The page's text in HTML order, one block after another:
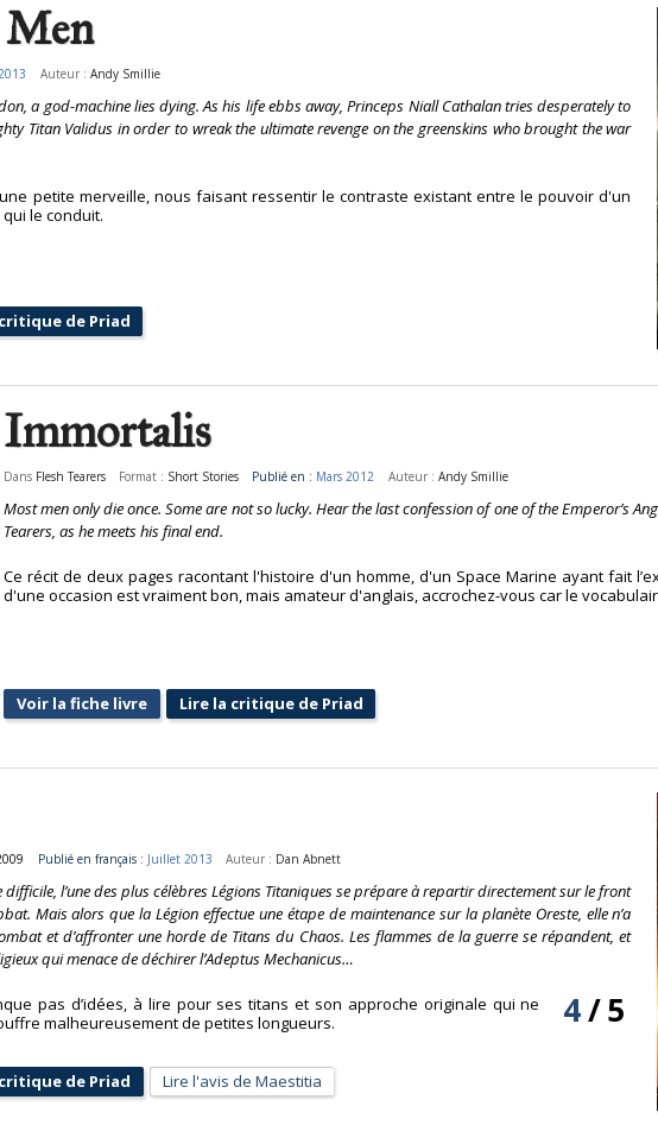
Men
Auteur : Andy Smillie
a god-machine lies dying. As his life ebbs away, Princeps Niall Cathalan tries desperately to
Titan Validus in order to wreak the ultimate revenge on the greenskins who brought the war
petite merveille, nous faisant ressentir le contraste existant entre le pouvoir d'un
le conduit.
de Priad
Immortalis
Dans Flesh Tearers Format : Short Stories Publié en : Mars 2012 Auteur : Andy Smillie
Most men only die once. Some are not so lucky. Hear the last confession of one of the Emperor’s
Tearers, as he meets his final end.
Ce récit de deux pages racontant l'histoire d'un homme, d'un Space Marine ayant fait
d'une occasion est vraiment bon, mais amateur d'anglais, accrochez-vous car le
Voir la fiche livre Lire la critique de Priad
Publié en français : Juillet 2013 Auteur : Dan Abnett
l’une des plus célèbres Légions Titaniques se prépare à repartir directement sur le front
Mais alors que la Légion effectue une étape de maintenance sur la planète Oreste, elle n’a
et d’affronter une horde de Titans du Chaos. Les flammes de la guerre se répandent, et
qui menace de déchirer l’Adeptus Mechanicus…
4/5
pas d’idées, à lire pour ses titans et son approche originale qui ne
malheureusement de petites longueurs.
de Priad Lire l'avis de Maestitia